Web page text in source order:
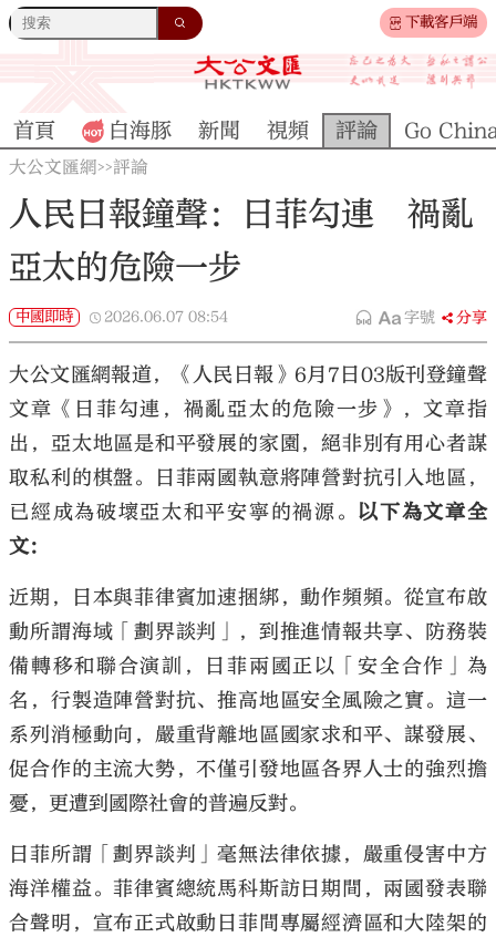
下載客戶端
大公文匯
首頁 白海豚 新聞 視頻 評論 Go
大公文匯網>>評論
人民日報鐘聲：日菲勾連 禍亂
亞太的危險一步
中國即時 2026.06.07 08:54 字號 分享
大公文匯網報道，《人民日報》6月7日03版刊登鐘聲
文章《日菲勾連，禍亂亞太的危險一步》，文章指
出， 亞太地區是和平發展的家園，絕非別有用心者謀
取私利的棋盤。日菲兩國執意將陣營對抗引入地區，
已經成為破壞亞太和平安寧的禍源。 以下為文章全
文：
近期，日本與菲律賓加速捆綁，動作頻頻。從宣布啟
動所謂海域「劃界談判」，到推進情報共享、防務裝
備轉移和聯合演訓，日菲兩國正以「安全合作」為
名，行製造陣營對抗、推高地區安全風險之實。這一
系列消極動向，嚴重背離地區國家求和平、謀發展、
促合作的主流大勢，不僅引發地區各界人士的強烈擔
憂，更遭到國際社會的普遍反對。
日菲所謂「劃界談判」毫無法律依據，嚴重侵害中方
海洋權益。菲律賓總統馬科斯訪日期間，兩國發表聯
合聲明，宣布正式啟動日菲間專屬經濟區和大陸架的